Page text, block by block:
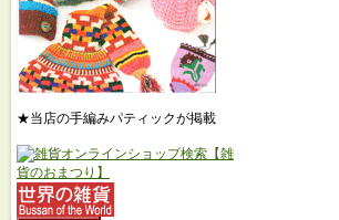
★当店の手編みパティックが掲載